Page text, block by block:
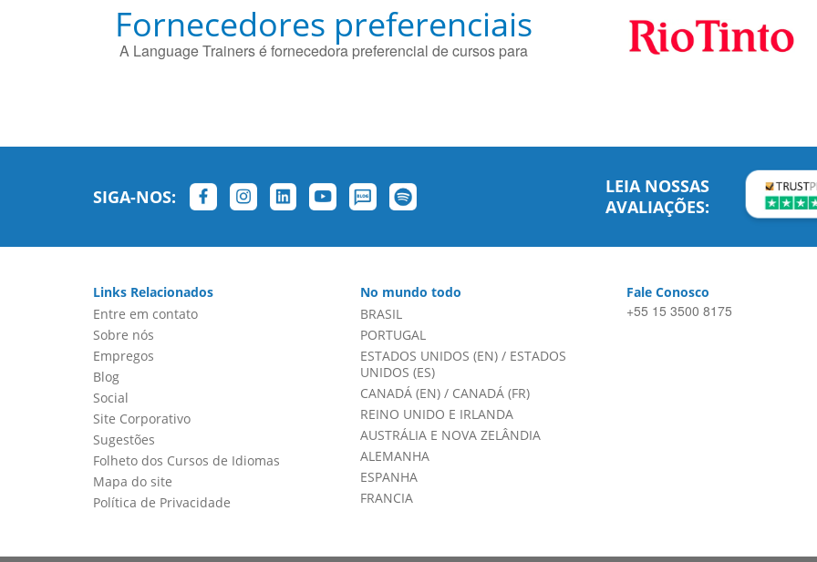
Fornecedores preferenciais
A Language Trainers é fornecedora preferencial de cursos para
SIGA-NOS:
LEIA NOSSAS
AVALIAÇÕES:
Links Relacionados
Entre em contato
Sobre nós
Empregos
Blog
Social
Site Corporativo
Sugestões
Folheto dos Cursos de Idiomas
Mapa do site
Política de Privacidade
No mundo todo
BRASIL
PORTUGAL
ESTADOS UNIDOS (EN)/ ESTADOS
UNIDOS (ES)
CANADÁ (EN)/ CANADÁ (FR)
REINO UNIDO E IRLANDA
AUSTRÁLIA E NOVA ZELÂNDIA
ALEMANHA
ESPANHA
FRANCIA
Fale Conosco
+55 15 3500 8175